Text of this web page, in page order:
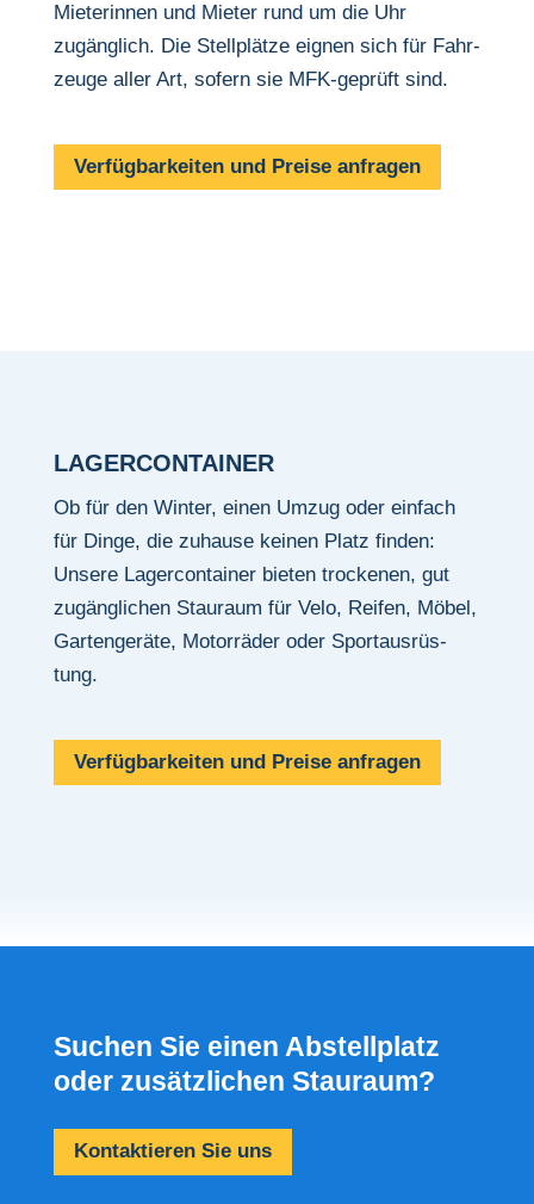
Miete­rinnen und Mieter rund um die Uhr
zugäng­lich. Die Stell­plätze eignen sich für Fahr­
zeuge aller Art, sofern sie MFK-geprüft sind.
Verfüg­bar­keiten und Preise anfragen
LAGER­CON­TAINER
Ob für den Winter, einen Umzug oder einfach
für Dinge, die zuhause keinen Platz finden:
Unsere Lager­con­tainer bieten trockenen, gut
zugäng­li­chen Stau­raum für Velo, Reifen, Möbel,
Garten­ge­räte, Motor­räder oder Sport­aus­rüs­
tung.
Verfüg­bar­keiten und Preise anfragen
Suchen Sie einen Abstell­platz
oder zusätz­li­chen Stau­raum?
Kontak­tieren Sie uns